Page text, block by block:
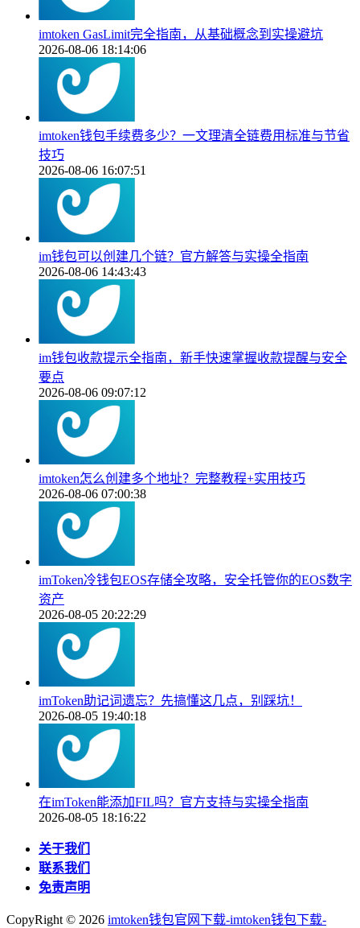
imtoken GasLimit完全指南，从基础概念到实操避坑
2026-08-06 18:14:06
imtoken钱包手续费多少？一文理清全链费用标准与节省
技巧
2026-08-06 16:07:51
im钱包可以创建几个链？官方解答与实操全指南
2026-08-06 14:43:43
im钱包收款提示全指南，新手快速掌握收款提醒与安全
要点
2026-08-06 09:07:12
imtoken怎么创建多个地址？完整教程+实用技巧
2026-08-06 07:00:38
imToken冷钱包EOS存储全攻略，安全托管你的EOS数字
资产
2026-08-05 20:22:29
imToken助记词遗忘？先搞懂这几点，别踩坑！
2026-08-05 19:40:18
在imToken能添加FIL吗？官方支持与实操全指南
2026-08-05 18:16:22
关于我们
联系我们
免责声明
CopyRight © 2026 imtoken钱包官网下载-imtoken钱包下载-